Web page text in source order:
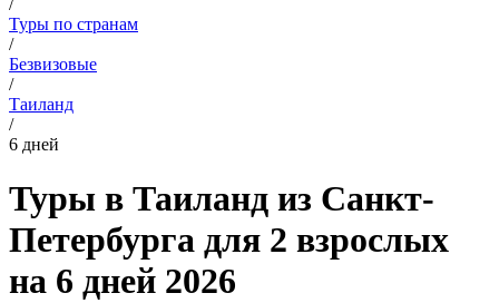
/
Туры по странам
/
Безвизовые
/
Таиланд
/
6 дней
Туры в Таиланд из Санкт-
Петербурга для 2 взрослых
на 6 дней 2026